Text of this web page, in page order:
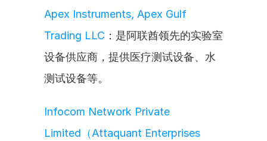
Apex Instruments, Apex Gulf
Trading LLC ：是阿联酋领先的实验室
设备供应商，提供医疗测试设备、水
测试设备等。
Infocom Network Private
Limited（Attaquant Enterprises